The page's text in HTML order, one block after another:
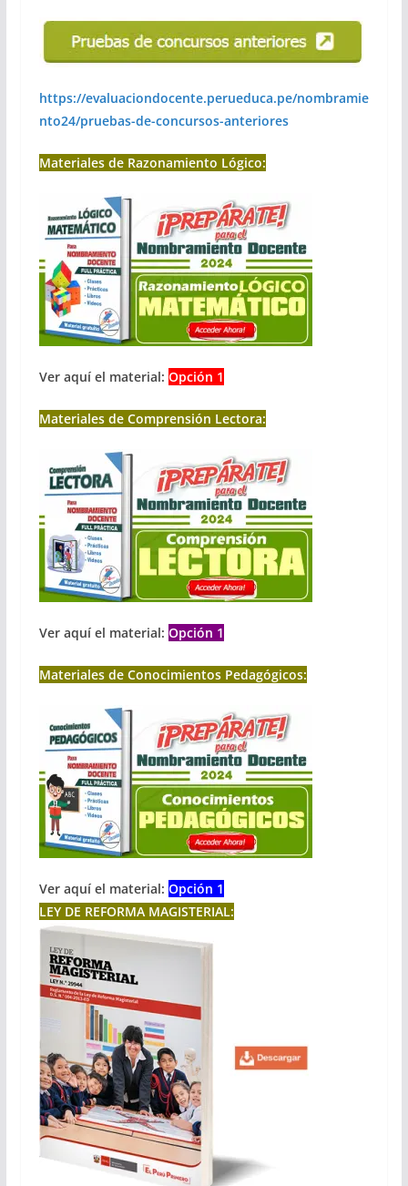
https://evaluaciondocente.perueduca.pe/nombramie
nto24/pruebas-de-concursos-anteriores
Materiales de Razonamiento Lógico:
Ver aquí el material: Opción 1
Materiales de Comprensión Lectora:
Ver aquí el material: Opción 1
Materiales de Conocimientos Pedagógicos:
Ver aquí el material: Opción 1
LEY DE REFORMA MAGISTERIAL: